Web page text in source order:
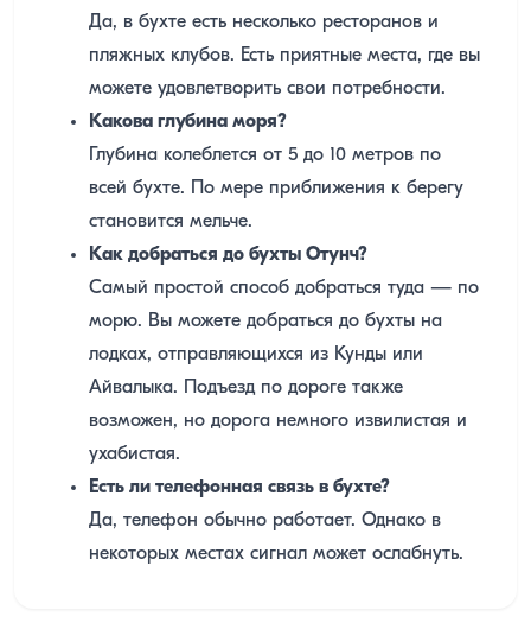
Да, в бухте есть несколько ресторанов и
пляжных клубов. Есть приятные места, где вы
можете удовлетворить свои потребности.
Какова глубина моря?
Глубина колеблется от 5 до 10 метров по
всей бухте. По мере приближения к берегу
становится мельче.
Как добраться до бухты Отунч?
Самый простой способ добраться туда — по
морю. Вы можете добраться до бухты на
лодках, отправляющихся из Кунды или
Айвалыка. Подъезд по дороге также
возможен, но дорога немного извилистая и
ухабистая.
Есть ли телефонная связь в бухте?
Да, телефон обычно работает. Однако в
некоторых местах сигнал может ослабнуть.